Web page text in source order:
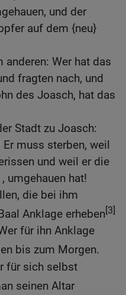
und der
auf dem {neu}
anderen: Wer hat das
fragten nach, und
des Joasch, hat das
Stadt zu Joasch:
Er muss sterben, weil
und weil er die
umgehauen hat!
die bei ihm
Anklage erheben[3]
für ihn Anklage
bis zum Morgen.
für sich selbst
seinen Altar